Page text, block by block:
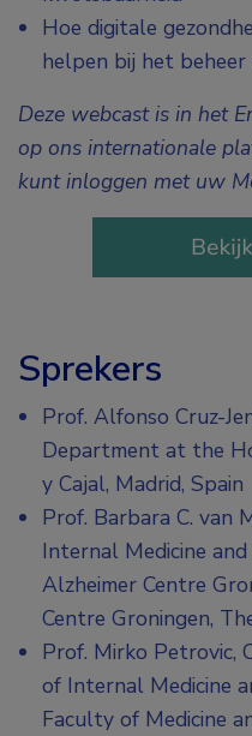
Hoe digitale
helpen bij het
Deze webcast is in het
op ons internationale
kunt inloggen met uw
Sprekers
Prof. Alfonso Cruz-
Department at the
y Cajal, Madrid, Spain
Prof. Barbara C. van
Internal Medicine
Alzheimer Centre
Centre Groningen,
Prof. Mirko Petrovic,
of Internal Medicine
Faculty of Medicine